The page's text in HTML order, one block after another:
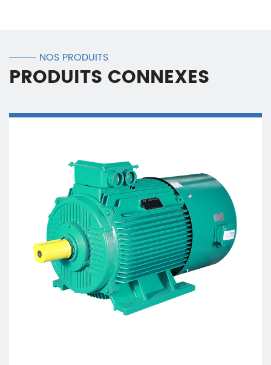
NOS PRODUITS
PRODUITS CONNEXES